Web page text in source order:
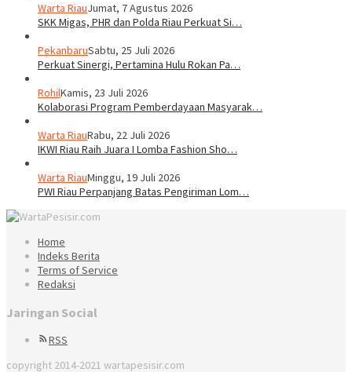
Warta RiauJumat, 7 Agustus 2026
SKK Migas, PHR dan Polda Riau Perkuat Si…
PekanbaruSabtu, 25 Juli 2026
Perkuat Sinergi, Pertamina Hulu Rokan Pa…
RohilKamis, 23 Juli 2026
Kolaborasi Program Pemberdayaan Masyarak…
Warta RiauRabu, 22 Juli 2026
IKWI Riau Raih Juara I Lomba Fashion Sho…
Warta RiauMinggu, 19 Juli 2026
PWI Riau Perpanjang Batas Pengiriman Lom…
Home
Indeks Berita
Terms of Service
Redaksi
Jaringan Social
RSS
copyright 2014-2021 wartapesisir.com